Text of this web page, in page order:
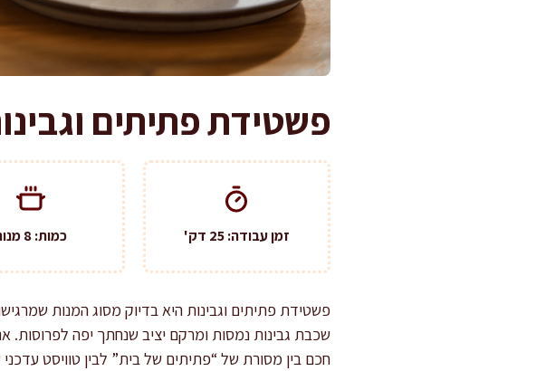
פשטידת פתיתים וגבינות
זמן עבודה: 25 דק' כמות: 8 מנות
פשטידת פתיתים וגבינות היא בדיוק מסוג המנות
שכבת גבינות נמסות ומרקם יציב שנחתך יפה
חכם בין מסורת של “פתיתים של בית” לבין טוויסט עדכני